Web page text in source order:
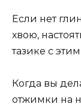
Если нет
хвою,
тазике с
Когда вы
отжимки на